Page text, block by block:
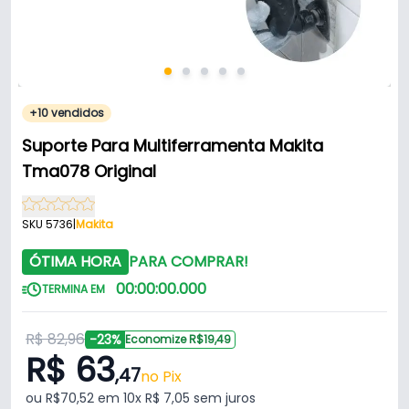
+10 vendidos
Suporte Para Multiferramenta Makita
Tma078 Original
SKU 5736|Makita
ÓTIMA HORA PARA COMPRAR!
TERMINA EM 00:00:00.000
R$ 82,96 -23% Economize R$19,49
R$ 63,47no Pix
ou R$70,52 em 10x R$ 7,05 sem juros